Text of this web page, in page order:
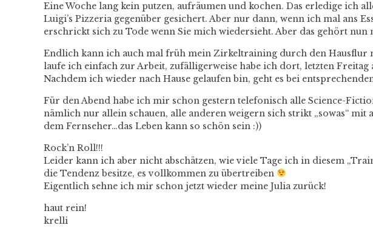
Eine Woche lang kein putzen, aufräumen und kochen. Das erledige ich
Luigi’s Pizzeria gegenüber gesichert. Aber nur dann, wenn ich mal ans
erschrickt sich zu Tode wenn Sie mich wiedersieht. Aber das gehört nun
Endlich kann ich auch mal früh mein Zirkeltraining durch den Hausflur
laufe ich einfach zur Arbeit, zufälligerweise habe ich dort, letzten
Nachdem ich wieder nach Hause gelaufen bin, geht es bei
Für den Abend habe ich mir schon gestern telefonisch alle Science-
nämlich nur allein schauen, alle anderen weigern sich strikt „sowas“ mit
dem Fernseher…das Leben kann so schön sein :))
Rock’n Roll!!!
Leider kann ich aber nicht abschätzen, wie viele Tage ich in diesem
die Tendenz besitze, es vollkommen zu übertreiben
Eigentlich sehne ich mir schon jetzt wieder meine Julia zurück!
haut rein!
krelli